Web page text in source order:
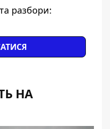
разбори:
НА